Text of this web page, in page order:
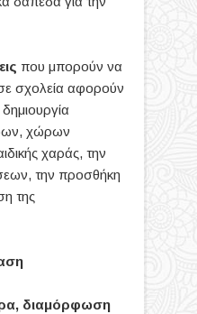
που μπορούν να
σχολεία αφορούν
χώρων
χαράς, την
την προσθήκη
της
διαμόρφωση